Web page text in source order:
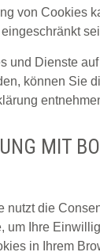
von Cookies
und Dienste
können Sie
MIT
nutzt die
um Ihre
in Ihrem